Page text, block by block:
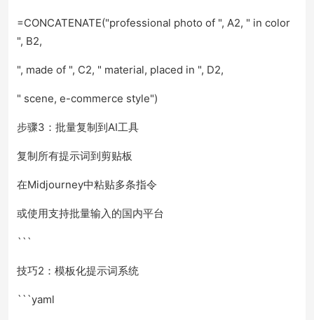
=CONCATENATE("professional photo of ", A2, " in color
", B2,
", made of ", C2, " material, placed in ", D2,
" scene, e-commerce style")
步骤3：批量复制到AI工具
复制所有提示词到剪贴板
在Midjourney中粘贴多条指令
或使用支持批量输入的国内平台
```
技巧2：模板化提示词系统
```yaml